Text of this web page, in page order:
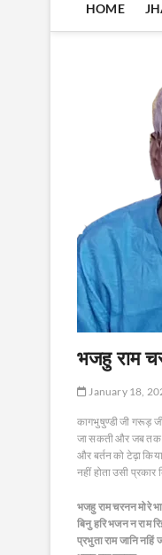
HOME
भजहु राम
January 18,
कागभुषुण्डी जी गरूड़
जा सकती और जब तक
और बर्तन को टेढ़ा
नहीं होता उसी
भजहु राम चरनन मोरे
बिनु हरि भजन न राम
प्रभुता राम जानि नहिं